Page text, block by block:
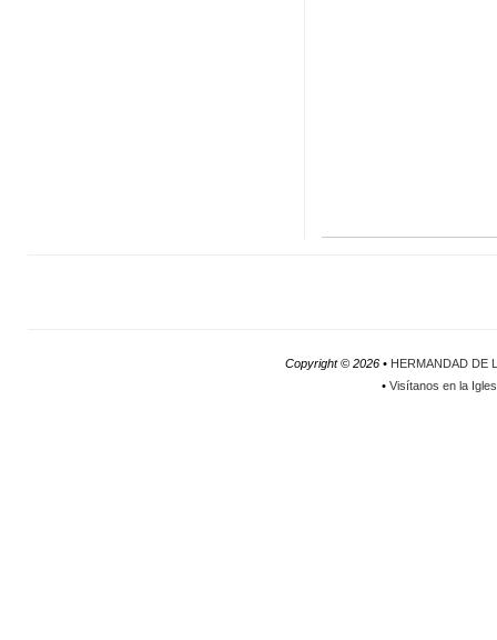
Copyright ©2026 • HERMANDAD DE
•Visítanos en la